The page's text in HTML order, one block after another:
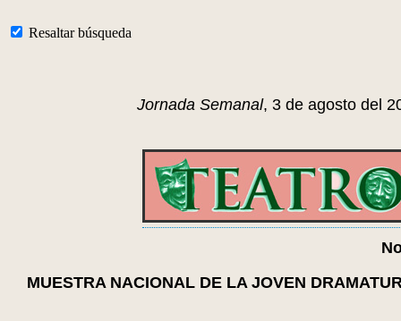
Resaltar búsqueda
Jornada Semanal, 3 de agosto del
MUESTRA NACIONAL DE LA JOVEN